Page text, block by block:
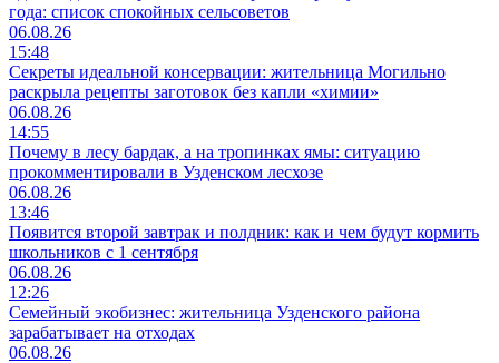
года: список спокойных сельсоветов
06.08.26
15:48
Секреты идеальной консервации: жительница Могильно
раскрыла рецепты заготовок без капли «химии»
06.08.26
14:55
Почему в лесу бардак, а на тропинках ямы: ситуацию
прокомментировали в Узденском лесхозе
06.08.26
13:46
Появится второй завтрак и полдник: как и чем будут кормить
школьников с 1 сентября
06.08.26
12:26
Семейный экобизнес: жительница Узденского района
зарабатывает на отходах
06.08.26